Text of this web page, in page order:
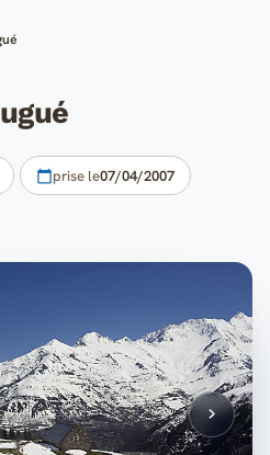
prise le07/04/2007